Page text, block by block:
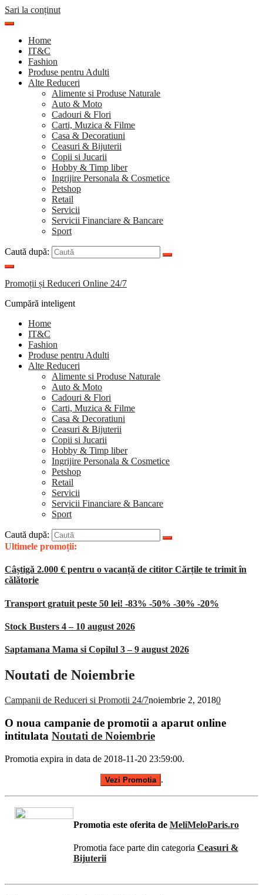
Sari la conținut
Home
IT&C
Fashion
Produse pentru Adulti
Alte Reduceri
Alimente si Produse Naturale
Auto & Moto
Cadouri & Flori
Carti, Muzica & Filme
Casa & Decoratiuni
Ceasuri & Bijuterii
Copii si Jucarii
Hobby & Timp liber
Ingrijire Personala & Cosmetice
Petshop
Retail
Servicii
Servicii Financiare & Bancare
Sport
Caută după:
Promoții și Reduceri Online 24/7
Cumpără inteligent
Home
IT&C
Fashion
Produse pentru Adulti
Alte Reduceri
Alimente si Produse Naturale
Auto & Moto
Cadouri & Flori
Carti, Muzica & Filme
Casa & Decoratiuni
Ceasuri & Bijuterii
Copii si Jucarii
Hobby & Timp liber
Ingrijire Personala & Cosmetice
Petshop
Retail
Servicii
Servicii Financiare & Bancare
Sport
Caută după:
Ultimele promoții:
Câștigă 2.000 € pentru o vacanță de cititor Cărțile te trimit în
călătorie
Transport gratuit peste 50 lei! -83% -50% -30% -20%
Stock Busters 4 – 10 august 2026
Saptamana Mama si Copilul 3 – 9 august 2026
Noutati de Noiembrie
Campanii de Reduceri si Promotii 24/7noiembrie 2, 20180
O noua campanie de promotii a aparut online
intitulata Noutati de Noiembrie
Promotia expira in data de 2018-11-20 23:59:00.
Vezi Promotia .
Promotia este oferita de MeliMeloParis.ro
Promotia face parte din categoria Ceasuri &
Bijuterii